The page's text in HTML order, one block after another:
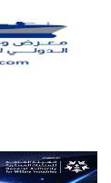
أفريقيا
تتصدر العالم
في الطلب
للصناعات الجوية
أن تصبح القارة